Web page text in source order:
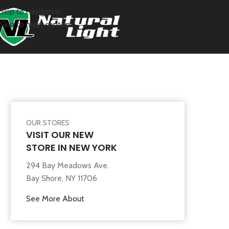
Skip to navigation
Skip to main content
OUR STORES
VISIT OUR NEW
STORE IN NEW YORK
294 Bay Meadows Ave.
Bay Shore, NY 11706
See More About